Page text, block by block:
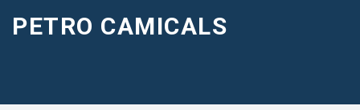
PETRO CAMICALS